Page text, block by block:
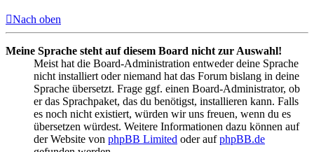
Nach oben
Meine Sprache steht auf diesem Board nicht zur Auswahl!
Meist hat die Board-Administration entweder deine Sprache
nicht installiert oder niemand hat das Forum bislang in deine
Sprache übersetzt. Frage ggf. einen Board-Administrator, ob
er das Sprachpaket, das du benötigst, installieren kann. Falls
es noch nicht existiert, würden wir uns freuen, wenn du es
übersetzen würdest. Weitere Informationen dazu können auf
der Website von phpBB Limited oder aufphpBB.de